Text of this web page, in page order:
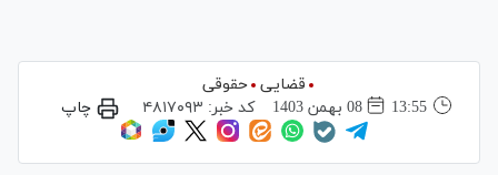
قضایی حقوقی
13:55
08 بهمن 1403 کد خبر: ۴۸۱۷۰۹۳ چاپ